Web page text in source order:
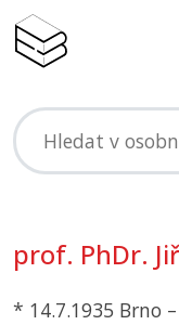
prof. PhDr.
* 14.7.1935 Brno